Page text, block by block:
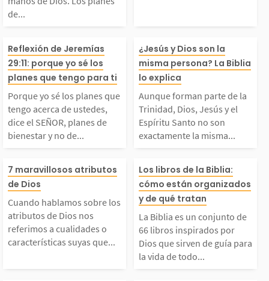
planes de Dios sie
se cumplen y sus
para nosotros s
de...
mpo
uencial que
dirse en
as,...
yo sé los plan
que tengo acerca d
ustedes, dice el SEÑ
planes de bienest
y no de mal, para d
porvenir y esper
- Jeremías 29:1
Reflexión de Jeremías
29:11: porque yo sé los
planes que tengo para ti
Porque yo sé los planes que
tengo acerca de ustedes,
dice el SEÑOR, planes de
bienestar y no de...
Aunque
de la Trinidad,
esús y el
o no son
la misma
Trinidad está
ta por: Dios
os...
¿Jesús y Dios son la
misma persona? La Biblia
lo explica
Aunque forman parte de la
Trinidad, Dios, Jesús y el
Espíritu Santo no son
exactamente la misma...
hablamos sob
los atributos de Dio
nos referimos a cual
o característic
7 maravillosos atributos
de Dios
Cuando hablamos sobre los
atributos de Dios nos
referimos a cualidades o
características suyas que...
La Biblia es
to de 66 libros
dos por Dios
n de guía para
Los libros de la Biblia:
cómo están organizados
y de qué tratan
La Biblia es un conjunto de
66 libros inspirados por
Dios que sirven de guía para
la vida de todo...